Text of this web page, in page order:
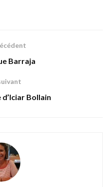
Barraja
Bollain